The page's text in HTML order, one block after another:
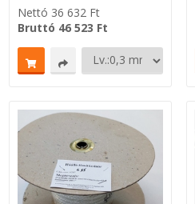
Nettó 36 632 Ft
Bruttó 46 523 Ft